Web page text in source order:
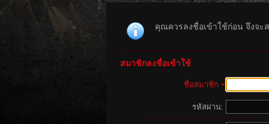
คุณควรลงชื่อเข้าใช้ก่อน จึงจะ
สมาชิกลงชื่อเข้าใช้
ชื่อสมาชิก
รหัสผ่าน: